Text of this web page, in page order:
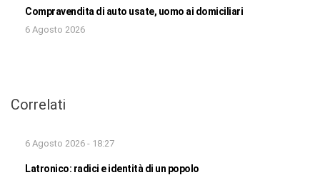
Compravendita di auto usate, uomo ai domiciliari
6 Agosto 2026
Correlati
6 Agosto 2026 - 18:27
Latronico: radici e identità di un popolo